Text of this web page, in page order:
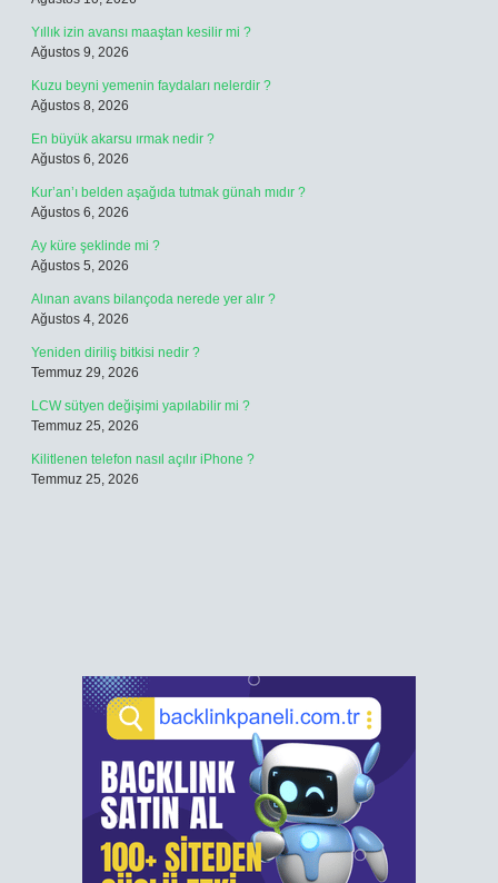
Yıllık izin avansı maaştan kesilir mi ?
Ağustos 9, 2026
Kuzu beyni yemenin faydaları nelerdir ?
Ağustos 8, 2026
En büyük akarsu ırmak nedir ?
Ağustos 6, 2026
Kur’an’ı belden aşağıda tutmak günah mıdır ?
Ağustos 6, 2026
Ay küre şeklinde mi ?
Ağustos 5, 2026
Alınan avans bilançoda nerede yer alır ?
Ağustos 4, 2026
Yeniden diriliş bitkisi nedir ?
Temmuz 29, 2026
LCW sütyen değişimi yapılabilir mi ?
Temmuz 25, 2026
Kilitlenen telefon nasıl açılır iPhone ?
Temmuz 25, 2026